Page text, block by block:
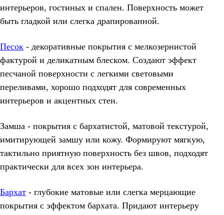
интерьеров, гостиных и спален. Поверхность может
быть гладкой или слегка драпированной.
Песок - декоративные покрытия с мелкозернистой
фактурой и деликатным блеском. Создают эффект
песчаной поверхности с легкими световыми
переливами, хорошо подходят для современных
интерьеров и акцентных стен.
Замша - покрытия с бархатистой, матовой текстурой,
имитирующей замшу или кожу. Формируют мягкую,
тактильно приятную поверхность без швов, подходят
практически для всех зон интерьера.
Бархат - глубокие матовые или слегка мерцающие
покрытия с эффектом бархата. Придают интерьеру